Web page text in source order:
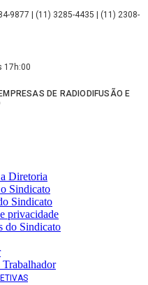
9877 | (11) 3285-4435 | (11) 2308-
17h:00
DE RADIODIFUSÃO E
Diretoria
Sindicato
Sindicato
privacidade
do Sindicato
Trabalhador